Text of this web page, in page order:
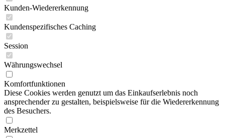
Kunden-Wiedererkennung
Kundenspezifisches Caching
Session
Währungswechsel
Komfortfunktionen
Diese Cookies werden genutzt um das Einkaufserlebnis noch
ansprechender zu gestalten, beispielsweise für die Wiedererkennung
des Besuchers.
Merkzettel